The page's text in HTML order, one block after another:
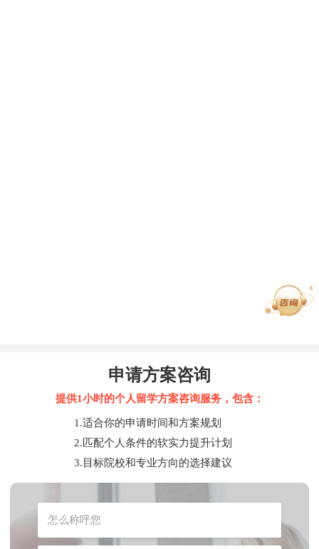
申请方案咨询
提供1小时的个人留学方案咨询服务，包含：
1.适合你的申请时间和方案规划
2.匹配个人条件的软实力提升计划
3.目标院校和专业方向的选择建议